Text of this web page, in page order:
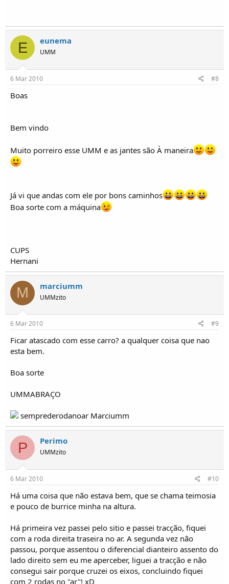
E eunema
UMM
6 Mar 2010 #8
Boas
Bem vindo
Muito porreiro esse UMM e as jantes são À maneira
Já vi que andas com ele por bons caminhos
Boa sorte com a máquina
CUPS
Hernani
M marciumm
UMMzito
6 Mar 2010 #9
Ficar atascado com esse carro? a qualquer coisa que nao
esta bem.
Boa sorte
UMMABRAÇO
semprederodanoar Marciumm
P Perimo
UMMzito
6 Mar 2010 #10
Há uma coisa que não estava bem, que se chama teimosia
e pouco de burrice minha na altura.
Há primeira vez passei pelo sitio e passei tracção, fiquei
com a roda direita traseira no ar. A segunda vez não
passou, porque assentou o diferencial dianteiro assento do
lado direito sem eu me aperceber, liguei a tracção e não
consegui sair porque cruzei os eixos, concluindo fiquei
com 2 rodas no "ar"! xD